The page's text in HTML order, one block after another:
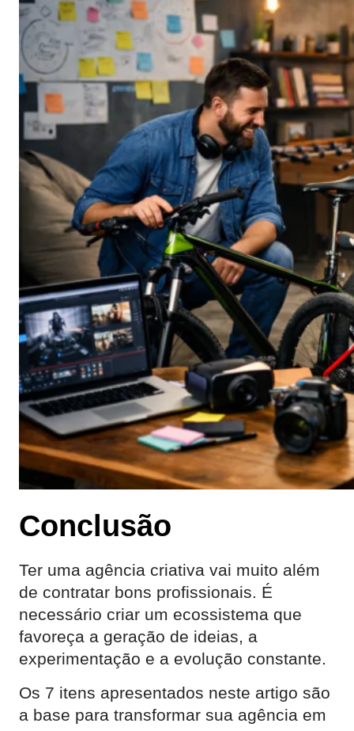
Conclusão
Ter uma agência criativa vai muito além
de contratar bons profissionais. É
necessário criar um ecossistema que
favoreça a geração de ideias, a
experimentação e a evolução constante.
Os 7 itens apresentados neste artigo são
a base para transformar sua agência em